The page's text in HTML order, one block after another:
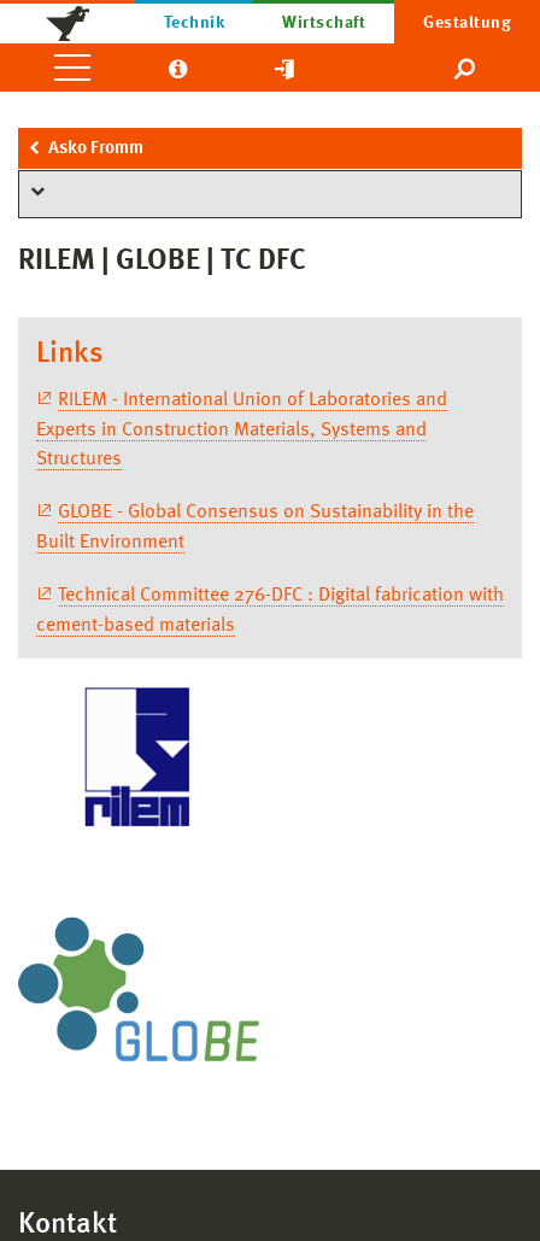
Technik Wirtschaft Gestaltung
Asko Fromm
RILEM | GLOBE | TC DFC
Links
RILEM - International Union of Laboratories and
Experts in Construction Materials, Systems and
Structures
GLOBE - Global Consensus on Sustainability in the
Built Environment
Technical Committee 276-DFC : Digital fabrication with
cement-based materials
Kontakt